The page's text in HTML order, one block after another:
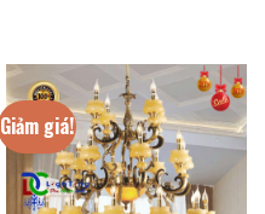
Giảm giá!